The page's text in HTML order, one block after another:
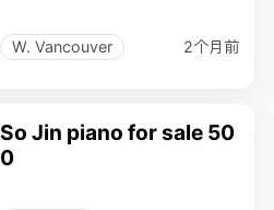
W. Vancouver 2个月前
So Jin piano for sale 50
0